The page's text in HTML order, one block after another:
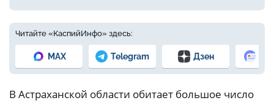
Читайте «КаспийИнфо» здесь:
MAX Telegram Дзен
В Астраханской области обитает большое число